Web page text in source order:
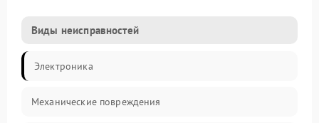
Виды неисправностей
Электроника
Механические повреждения